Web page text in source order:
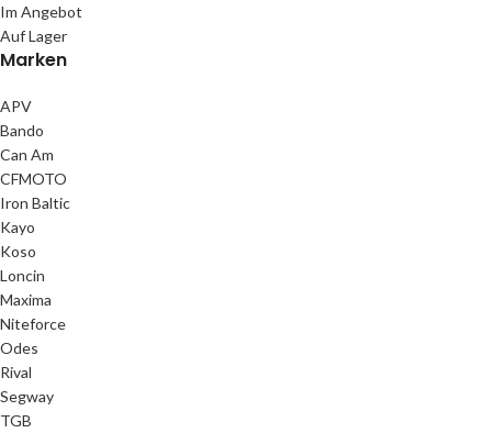
Im Angebot
Auf Lager
Marken
APV
Bando
Can Am
CFMOTO
Iron Baltic
Kayo
Koso
Loncin
Maxima
Niteforce
Odes
Rival
Segway
TGB